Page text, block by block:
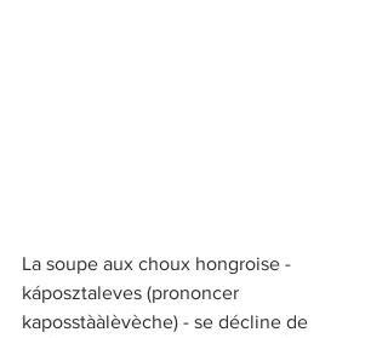
La soupe aux choux hongroise -
káposztaleves (prononcer
kaposstààlèvèche) - se décline de